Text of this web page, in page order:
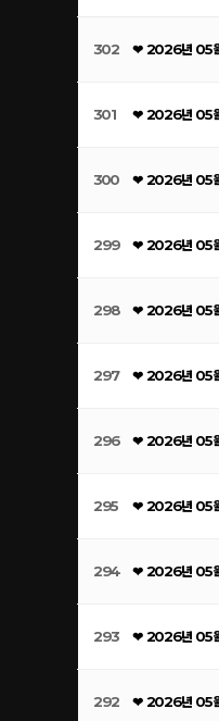
302 ❤ 2026년 05
301 ❤ 2026년 05
300 ❤ 2026년 05
299 ❤ 2026년 05
298 ❤ 2026년 05
297 ❤ 2026년 05
296 ❤ 2026년 05
295 ❤ 2026년 05
294 ❤ 2026년 05
293 ❤ 2026년 05
292 ❤ 2026년 05